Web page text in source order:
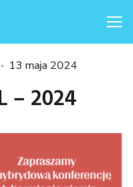
Posted
13 maja 2024
– 2024